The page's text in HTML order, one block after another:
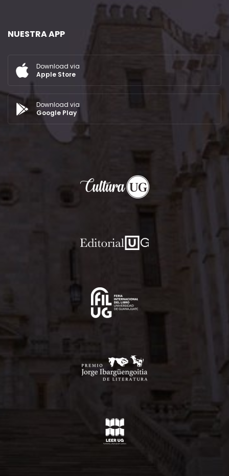
NUESTRA APP
Download via
Apple Store
Download via
Google Play